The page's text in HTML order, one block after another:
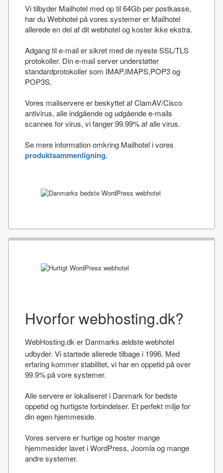
Vi tilbyder Mailhotel med op til 64Gb per postkasse,
har du Webhotel på vores systemer er Mailhotel
allerede en del af dit webhotel og koster ikke ekstra.
Adgang til e-mail er sikret med de nyeste SSL/TLS
protokoller. Din e-mail server understøtter
standardprotokoller som IMAP,IMAPS,POP3 og
POP3S.
Vores mailservere er beskyttet af ClamAV/Cisco
antivirus, alle indgående og udgående e-mails
scannes for virus, vi fanger 99.99% af alle virus.
Se mere information omkring Mailhotel i vores
produktsammenligning.
Hvorfor webhosting.dk?
WebHosting.dk er Danmarks ældste webhotel
udbyder. Vi startede allerede tilbage i 1996. Med
erfaring kommer stabilitet, vi har en oppetid på over
99.9% på vore systemer.
Alle servere er lokaliseret i Danmark for bedste
oppetid og hurtigste forbindelser. Et perfekt miljø for
din egen hjemmeside.
Vores servere er hurtige og hoster mange
hjemmesider lavet i WordPress, Joomla og mange
andre systemer.